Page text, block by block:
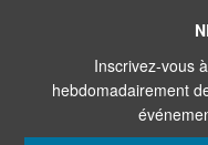
Inscrivez-vous
hebdomadairement